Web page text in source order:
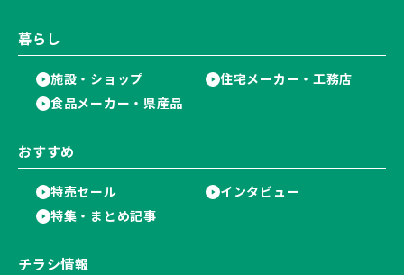
暮らし
施設・ショップ
住宅メーカー・工務店
食品メーカー・県産品
おすすめ
特売セール
インタビュー
特集・まとめ記事
チラシ情報